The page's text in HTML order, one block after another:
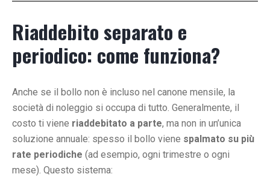
Riaddebito separato e
periodico: come funziona?
Anche se il bollo non è incluso nel canone mensile, la
società di noleggio si occupa di tutto. Generalmente, il
costo ti viene riaddebitato a parte, ma non in un’unica
soluzione annuale: spesso il bollo viene spalmato su più
rate periodiche (ad esempio, ogni trimestre o ogni
mese). Questo sistema: